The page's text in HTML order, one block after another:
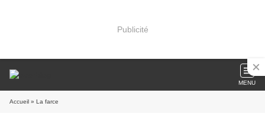
Publicité
MENU
Accueil » La farce